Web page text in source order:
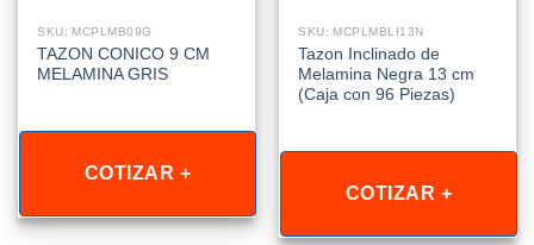
SKU: MCPLMB09G
TAZON CONICO 9 CM
MELAMINA GRIS
COTIZAR +
SKU: MCPLMBLI13N
Tazon Inclinado de
Melamina Negra 13 cm
(Caja con 96 Piezas)
COTIZAR +